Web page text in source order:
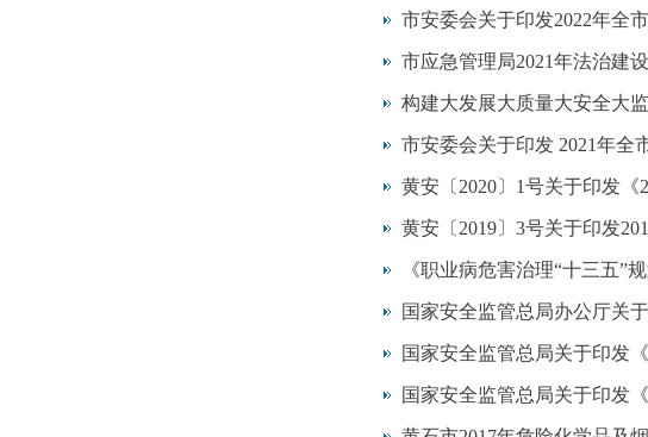
市安委会关于印发2022年全
市应急管理局2021年法治建
构建大发展大质量大安全大
市安委会关于印发 2021年全
黄安〔2020〕1号关于印发
黄安〔2019〕3号关于印发
《职业病危害治理“十三五”
国家安全监管总局办公厅关
国家安全监管总局关于印发
国家安全监管总局关于印发